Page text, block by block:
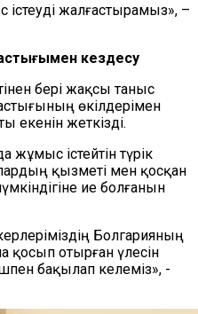
істеуді жалғастырамыз», –
кездесу
бері жақсы таныс
өкілдерімен
екенін жеткізді.
жұмыс істейтін түрік
қызметі мен қосқан
ие болғанын
Болгарияның
отырған үлесін
бақылап келеміз», -